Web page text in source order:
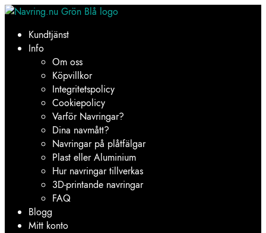
Hoppa
navigering
Hoppa
innehållKundtjänst
Info
Om oss
Köpvillkor
Integritetspolicy
Cookiepolicy
Varför Navringar?
Dina navmått?
Navringar på plåtfälgar
Plast eller Aluminium
Hur navringar tillverkas
3D-printande navringar
FAQ
Blogg
Mitt konto